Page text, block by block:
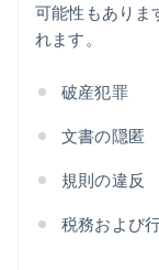
可能性もありま
れます。
破産犯罪
文書の隠匿
規則の違反
税務および
English